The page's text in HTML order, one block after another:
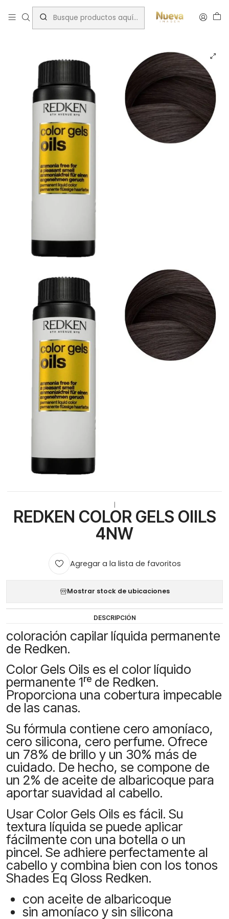
Inicio Tintes por Marca Color Gels Oils
REDKEN COLOR GELS OIILS 4NW
REDKEN COLOR GELS OIILS
4NW
Agregar a la lista de favoritos
Mostrar stock de ubicaciones
DESCRIPCIÓN
coloración capilar líquida permanente
de Redken.
Color Gels Oils es el color líquido
permanente 1ʳᵉ de Redken.
Proporciona una cobertura impecable
de las canas.
Su fórmula contiene cero amoníaco,
cero silicona, cero perfume. Ofrece
un 78% de brillo y un 30% más de
cuidado. De hecho, se compone de
un 2% de aceite de albaricoque para
aportar suavidad al cabello.
Usar Color Gels Oils es fácil. Su
textura líquida se puede aplicar
fácilmente con una botella o un
pincel. Se adhiere perfectamente al
cabello y combina bien con los tonos
Shades Eq Gloss Redken.
con aceite de albaricoque
sin amoníaco y sin silicona